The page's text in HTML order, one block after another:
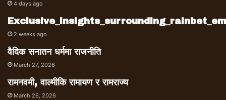
4 days ago
2 weeks ago
वैदिक सनातन धर्ममा राजनीति
March 27, 2026
रामनवमी, वाल्मीकि रामायण र रामराज्य
March 26, 2026